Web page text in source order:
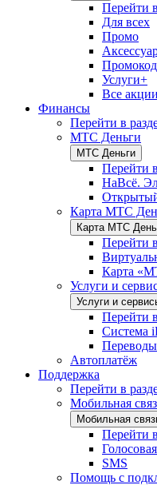
Перейти
Для всех
Промо
Промокод
Услуги+
Все акции
Финансы
Перейти в
МТС Деньги
МТС Деньги
Перейти
НаВсё.
Карта МТС
Карта МТС
Перейти
Карта
Услуги и
Услуги и
Перейти
Система
Автоплатёж
Поддержка
Перейти в
Мобильная
Мобильная
Перейти
SMS
Помощь с